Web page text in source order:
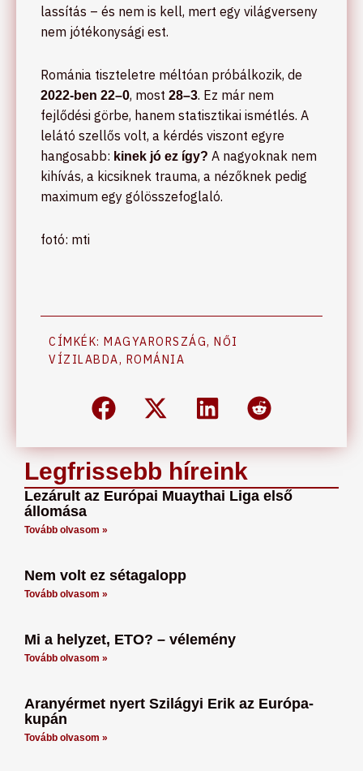
Legfrissebb híreink
Lezárult az Európai Muaythai Liga első
állomása
Tovább olvasom »
Nem volt ez sétagalopp
Tovább olvasom »
Mi a helyzet, ETO? – vélemény
Tovább olvasom »
Aranyérmet nyert Szilágyi Erik az Európa-
kupán
Tovább olvasom »
lassítás – és nem is kell, mert egy világverseny
nem jótékonysági est.
Románia tiszteletre méltóan próbálkozik, de
2022-ben 22–0, most 28–3. Ez már nem
fejlődési görbe, hanem statisztikai ismétlés. A
lelátó szellős volt, a kérdés viszont egyre
hangosabb: kinek jó ez így? A nagyoknak nem
kihívás, a kicsiknek trauma, a nézőknek pedig
maximum egy gólösszefoglaló.
fotó: mti
CÍMKÉK: MAGYARORSZÁG, NŐI
VÍZILABDA, ROMÁNIA